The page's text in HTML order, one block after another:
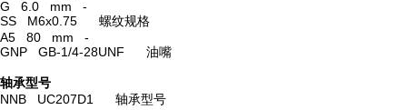
G 6.0 mm -
SS M6x0.75 螺纹规格
A5 80 mm -
GNP GB-1/4-28UNF 油嘴
轴承型号
NNB UC207D1 轴承型号